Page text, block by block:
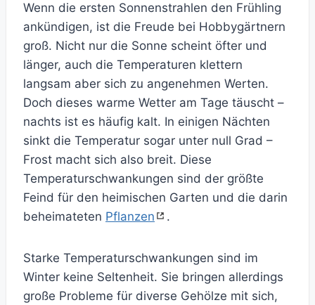
Wenn die ersten Sonnenstrahlen den Frühling
ankündigen, ist die Freude bei Hobbygärtnern
groß. Nicht nur die Sonne scheint öfter und
länger, auch die Temperaturen klettern
langsam aber sich zu angenehmen Werten.
Doch dieses warme Wetter am Tage täuscht –
nachts ist es häufig kalt. In einigen Nächten
sinkt die Temperatur sogar unter null Grad –
Frost macht sich also breit. Diese
Temperaturschwankungen sind der größte
Feind für den heimischen Garten und die darin
beheimateten Pflanzen .
Starke Temperaturschwankungen sind im
Winter keine Seltenheit. Sie bringen allerdings
große Probleme für diverse Gehölze mit sich,